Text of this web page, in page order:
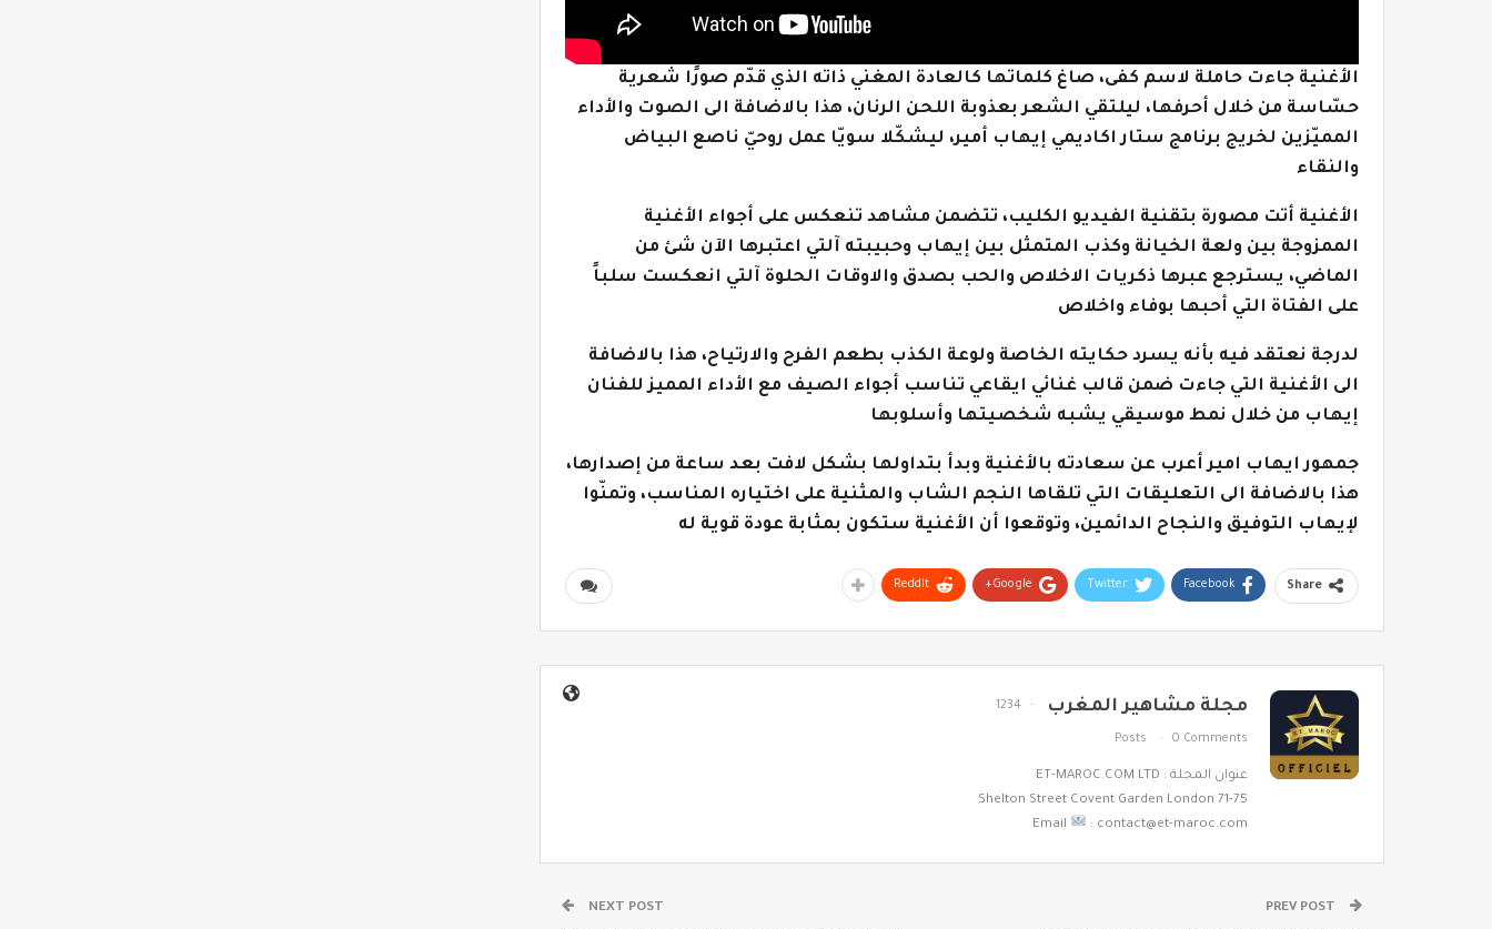
الأغنية جاءت حاملة لاسم كفى، صاغ كلماتها كالعادة المغني ذاته الذي قدّم صورًا شعرية
حسّاسة من خلال أحرفها، ليلتقي الشعر بعذوبة اللحن الرنان، هذا بالاضافة الى الصوت والأداء
المميّزين لخريج برنامج ستار اكاديمي إيهاب أمير، ليشكّلا سويّا عمل روحيّ ناصع البياض
والنقاء
الأغنية أتت مصورة بتقنية الفيديو الكليب، تتضمن مشاهد تنعكس على أجواء الأغنية
الممزوجة بين ولعة الخيانة وكذب المتمثل بين إيهاب وحبيبته آلتي اعتبرها الآن شئ من
الماضي، يسترجع عبرها ذكريات الاخلاص والحب بصدق والاوقات الحلوة آلتي انعكست سلباً
على الفتاة التي أحبها بوفاء واخلاص
لدرجة نعتقد فيه بأنه يسرد حكايته الخاصة ولوعة الكذب بطعم الفرح والارتياح، هذا بالاضافة
الى الأغنية التي جاءت ضمن قالب غنائي ايقاعي تناسب أجواء الصيف مع الأداء المميز للفنان
إيهاب من خلال نمط موسيقي يشبه شخصيتها وأسلوبها
جمهور ايهاب امير أعرب عن سعادته بالأغنية وبدأ بتداولها بشكل لافت بعد ساعة من إصدارها،
هذا بالاضافة الى التعليقات التي تلقاها النجم الشاب والمثنية على اختياره المناسب، وتمنّوا
لإيهاب التوفيق والنجاح الدائمين، وتوقعوا أن الأغنية ستكون بمثابة عودة قوية له
Share
Facebook
Twitter
Google+
ReddIt
مجلة مشاهير المغرب 1234
Posts 0 Comments
عنوان المجلة : ET-MAROC.COM LTD
71-75 Shelton Street Covent Garden London
Email
: contact@et-maroc.com
NEXT POST